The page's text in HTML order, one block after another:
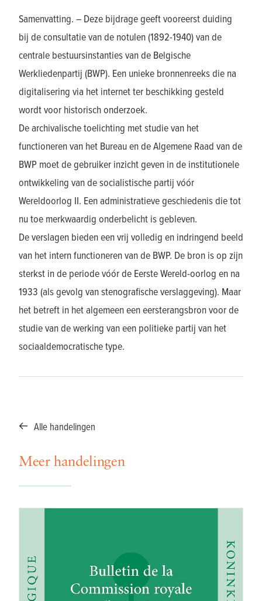
Samenvatting. – Deze bijdrage geeft vooreerst duiding
bij de consultatie van de notulen (1892-1940) van de
centrale bestuursinstanties van de Belgische
Werkliedenpartij (BWP). Een unieke bronnenreeks die na
digitalisering via het internet ter beschikking gesteld
wordt voor historisch onderzoek.
De archivalische toelichting met studie van het
functioneren van het Bureau en de Algemene Raad van de
BWP moet de gebruiker inzicht geven in de institutionele
ontwikkeling van de socialistische partij vóór
Wereldoorlog II. Een administratieve geschiedenis die tot
nu toe merkwaardig onderbelicht is gebleven.
De verslagen bieden een vrij volledig en indringend beeld
van het intern functioneren van de BWP. De bron is op zijn
sterkst in de periode vóór de Eerste Wereld-oorlog en na
1933 (als gevolg van stenografische verslaggeving). Maar
het betreft in het algemeen een eersterangsbron voor de
studie van de werking van een politieke partij van het
sociaaldemocratische type.
Alle handelingen
Meer handelingen